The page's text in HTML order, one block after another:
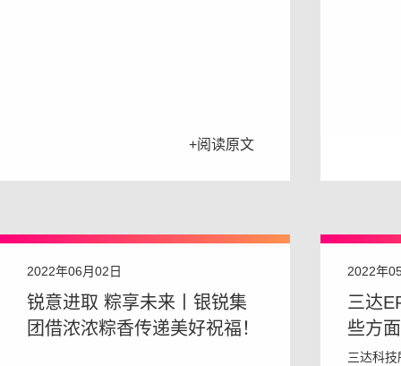
+阅读原文
2022年06月02日
锐意进取 粽享未来丨银锐集
团借浓浓粽香传递美好祝福！
2022年
三达
些方
三达科